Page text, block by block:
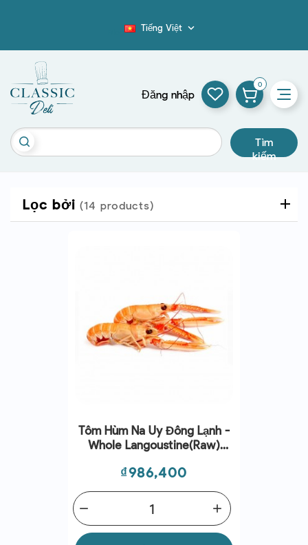
Tiếng Việt 
Tìm
kiếm
Đăng nhập
0
Lọc bởi (14 products)
Tôm Hùm Na Uy Đông Lạnh -
Whole Langoustine(raw)
Giá
₫986,400
add
remove